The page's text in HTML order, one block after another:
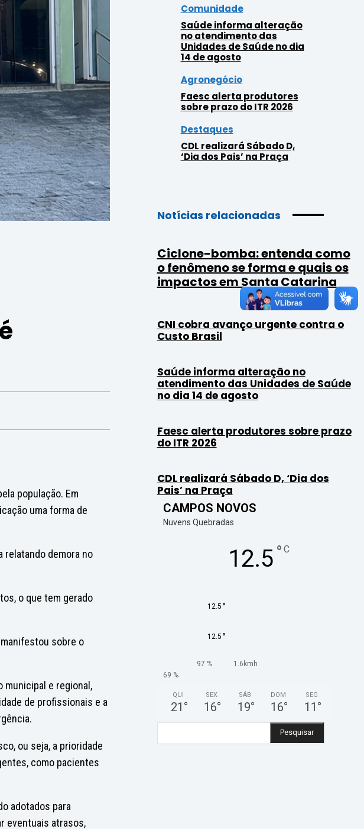
população. Em
uma forma de
relatando demora no
o que tem gerado
sobre o
municipal e regional,
de profissionais e a
ou seja, a prioridade
como pacientes
adotados para
eventuais atrasos,
Comunidade
Saúde informa alteração
no atendimento das
Unidades de Saúde no dia
14 de agosto
Agronegócio
Faesc alerta produtores
sobre prazo do ITR 2026
Destaques
CDL realizará Sábado D,
‘Dia dos Pais’ na Praça
Notícias relacionadas
Ciclone-bomba: entenda como
o fenômeno se forma e quais os
impactos em Santa Catarina
CNI cobra avanço urgente contra o
Custo Brasil
Saúde informa alteração no
atendimento das Unidades de Saúde
no dia 14 de agosto
Faesc alerta produtores sobre prazo
do ITR 2026
CDL realizará Sábado D, ‘Dia dos
Pais’ na Praça
CAMPOS NOVOS
Nuvens Quebradas
12.5 ° C
12.5 °
12.5 °
97 %
1.6kmh
69 %
QUI
21 °
SEX
16°
SÁB
19°
DOM
16°
SEG
11 °
Pesquisar